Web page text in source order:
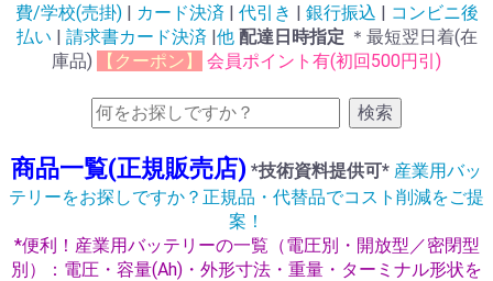
費/学校(売掛) | カード決済 | 代引き | 銀行振込 | コンビニ後
払い | 請求書カード決済 |他 配達日時指定 ＊最短翌日着(在
庫品)
【クーポン】 会員ポイント有(初回500円引)
検索
商品一覧(正規販売店) *技術資料提供可* 産業用バッ
テリーをお探しですか？正規品・代替品でコスト削減をご提
案！
*便利！産業用バッテリーの一覧（電圧別・開放型／密閉型
別）：電圧・容量(Ah)・外形寸法・重量・ターミナル形状を